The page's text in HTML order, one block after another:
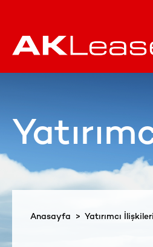
Anasayfa > Yatırımcı İlişkileri